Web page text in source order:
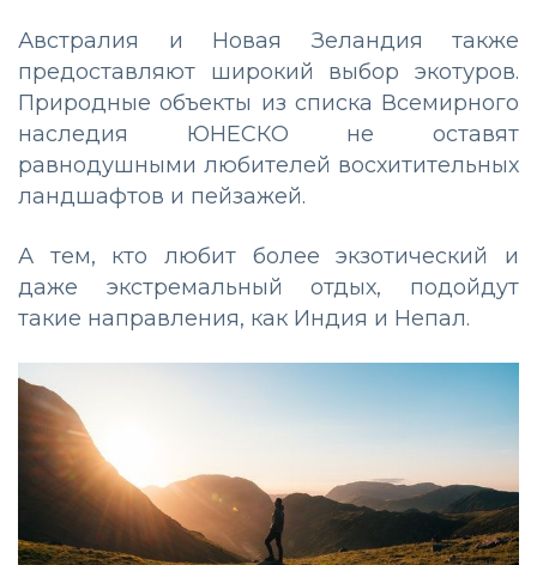
Австралия и Новая Зеландия также
предоставляют широкий выбор экотуров.
Природные объекты из списка Всемирного
наследия ЮНЕСКО не оставят
равнодушными любителей восхитительных
ландшафтов и пейзажей.
А тем, кто любит более экзотический и
даже экстремальный отдых, подойдут
такие направления, как Индия и Непал.